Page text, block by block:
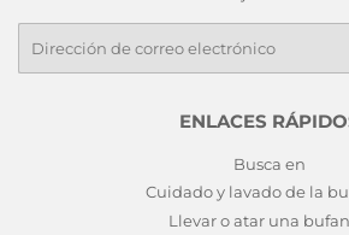
ENLACES
Busca en
Cuidado y lavado de la
Llevar o atar una